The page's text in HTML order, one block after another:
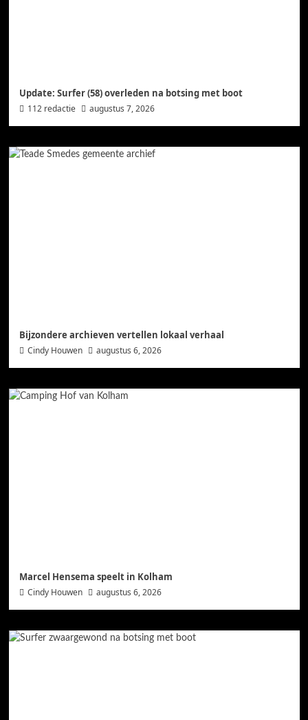
Update: Surfer (58) overleden na botsing met boot
112 redactie augustus 7, 2026
Bijzondere archieven vertellen lokaal verhaal
Cindy Houwen augustus 6, 2026
Marcel Hensema speelt in Kolham
Cindy Houwen augustus 6, 2026